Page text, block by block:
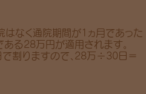
はなく通院期間が1ヵ月であった
ある28万円が適用されます。
割りますので、 28万÷30日＝